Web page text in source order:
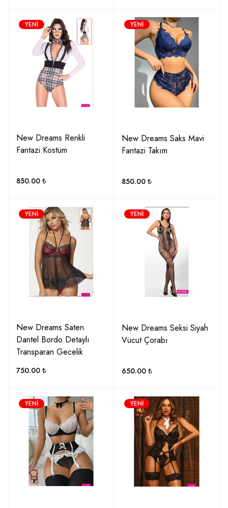
YENI
New Dreams Renkli
Fantazi Kostüm
850.00 ₺
YENI
New Dreams Saks Mavi
Fantazi Takım
850.00 ₺
YENI
New Dreams Saten
Dantel Bordo Detaylı
Transparan Gecelik
750.00 ₺
YENI
New Dreams Seksi Siyah
Vücut Çorabı
650.00 ₺
YENI YENI